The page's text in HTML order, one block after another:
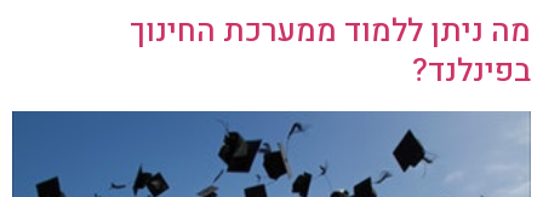
מה ניתן ללמוד ממערכת החינוך
בפינלנד?